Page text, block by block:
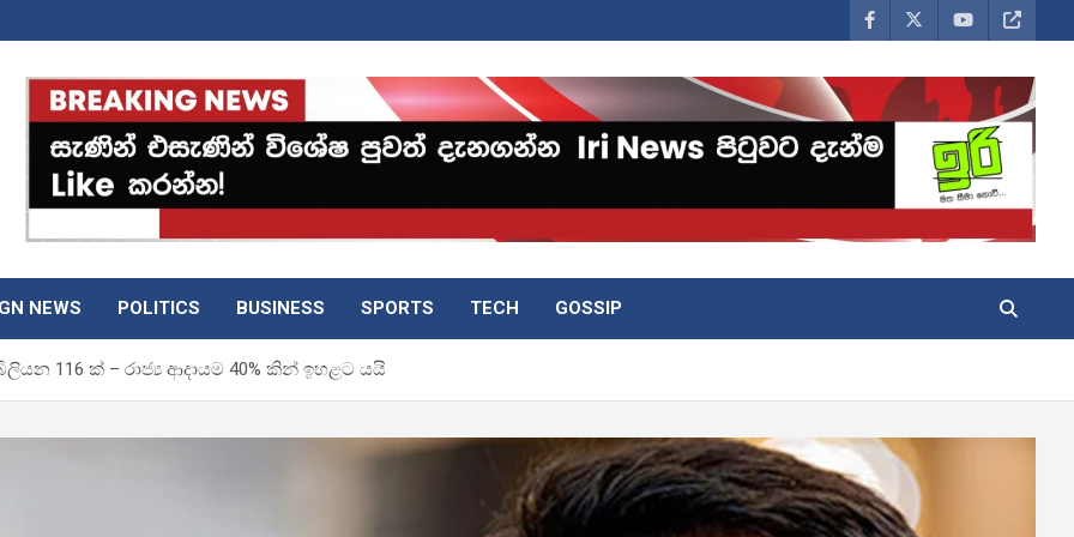
NEWS POLITICS BUSINESS SPORTS TECH GOSSIP
116 ක් – රාජ්‍ය ආදායම 40% කින් ඉහළට යයි